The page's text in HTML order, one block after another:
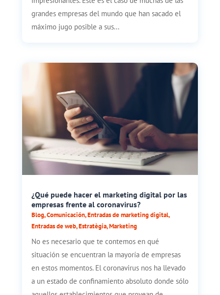
grandes empresas del mundo que han sacado el
máximo jugo posible a sus...
¿Qué puede hacer el marketing digital por las
empresas frente al coronavirus?
Blog,Comunicación,Entradas de marketing digital,
Entradas de web,Estratègia,Marketing
No es necesario que te contemos en qué
situación se encuentran la mayoría de empresas
en estos momentos. El coronavirus nos ha llevado
a un estado de confinamiento absoluto donde sólo